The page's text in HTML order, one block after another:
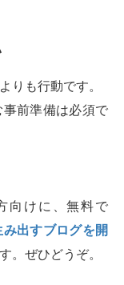
りも行動です。
前準備は必須で
向けに、無料で
出すブログを開
。ぜひどうぞ。